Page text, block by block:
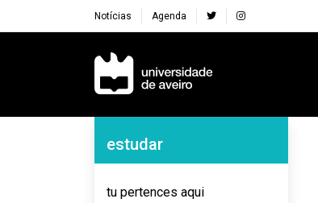
Notícias Agenda
Navegação Principal
Navegação Lateral
estudar
tu pertences aqui